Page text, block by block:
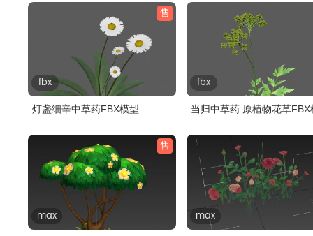
售
fbx
灯盏细辛中草药FBX模型
fbx
当归中草药 原植物花草FBX
售
max max